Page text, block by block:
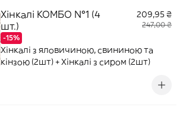
Хінкалі КОМБО №1 (4
шт.)
-15%
209,95 ₴
247,00 ₴
Хінкалі з яловичиною, свининою та
кінзою (2шт) + Хінкалі з сиром (2шт)